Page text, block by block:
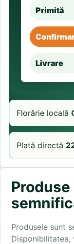
Primită
Livrare
Florărie locală
Plată directă
Produsele sunt
Disponibilitatea,